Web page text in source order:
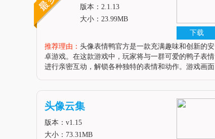
下载
版本：2.1.13
大小：23.99MB
推荐理由： 头像表情鸭官方是一款充满趣味和创新的安
卓游戏。在这款游戏中，玩家将与一群可爱的鸭子表情
进行亲密互动，解锁各种独特的表情和动作。游戏画面
头像云集
版本：v1.15
大小：73.31MB